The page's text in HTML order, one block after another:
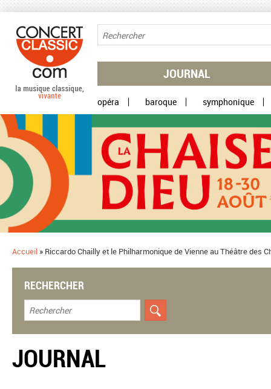
JOURNAL
opéra baroque symphonique
Accueil » Riccardo Chailly et le Philharmonique de Vienne au Théâtre des
RECHERCHER
JOURNAL